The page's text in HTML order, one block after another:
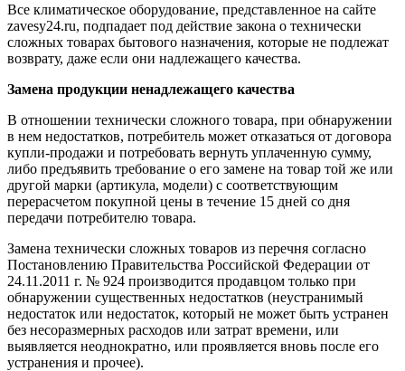
Все климатическое оборудование, представленное на сайте
zavesy24.ru, подпадает под действие закона о технически
сложных товарах бытового назначения, которые не подлежат
возврату, даже если они надлежащего качества.
Замена продукции ненадлежащего качества
В отношении технически сложного товара, при обнаружении
в нем недостатков, потребитель может отказаться от договора
купли-продажи и потребовать вернуть уплаченную сумму,
либо предъявить требование о его замене на товар той же или
другой марки (артикула, модели) с соответствующим
перерасчетом покупной цены в течение 15 дней со дня
передачи потребителю товара.
Замена технически сложных товаров из перечня согласно
Постановлению Правительства Российской Федерации от
24.11.2011 г. № 924 производится продавцом только при
обнаружении существенных недостатков (неустранимый
недостаток или недостаток, который не может быть устранен
без несоразмерных расходов или затрат времени, или
выявляется неоднократно, или проявляется вновь после его
устранения и прочее).